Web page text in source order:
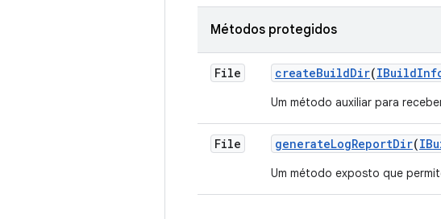
Métodos protegidos
File createBuildDir(IBuild
Um método auxiliar para
File generateLogReportDir(
Um método exposto que